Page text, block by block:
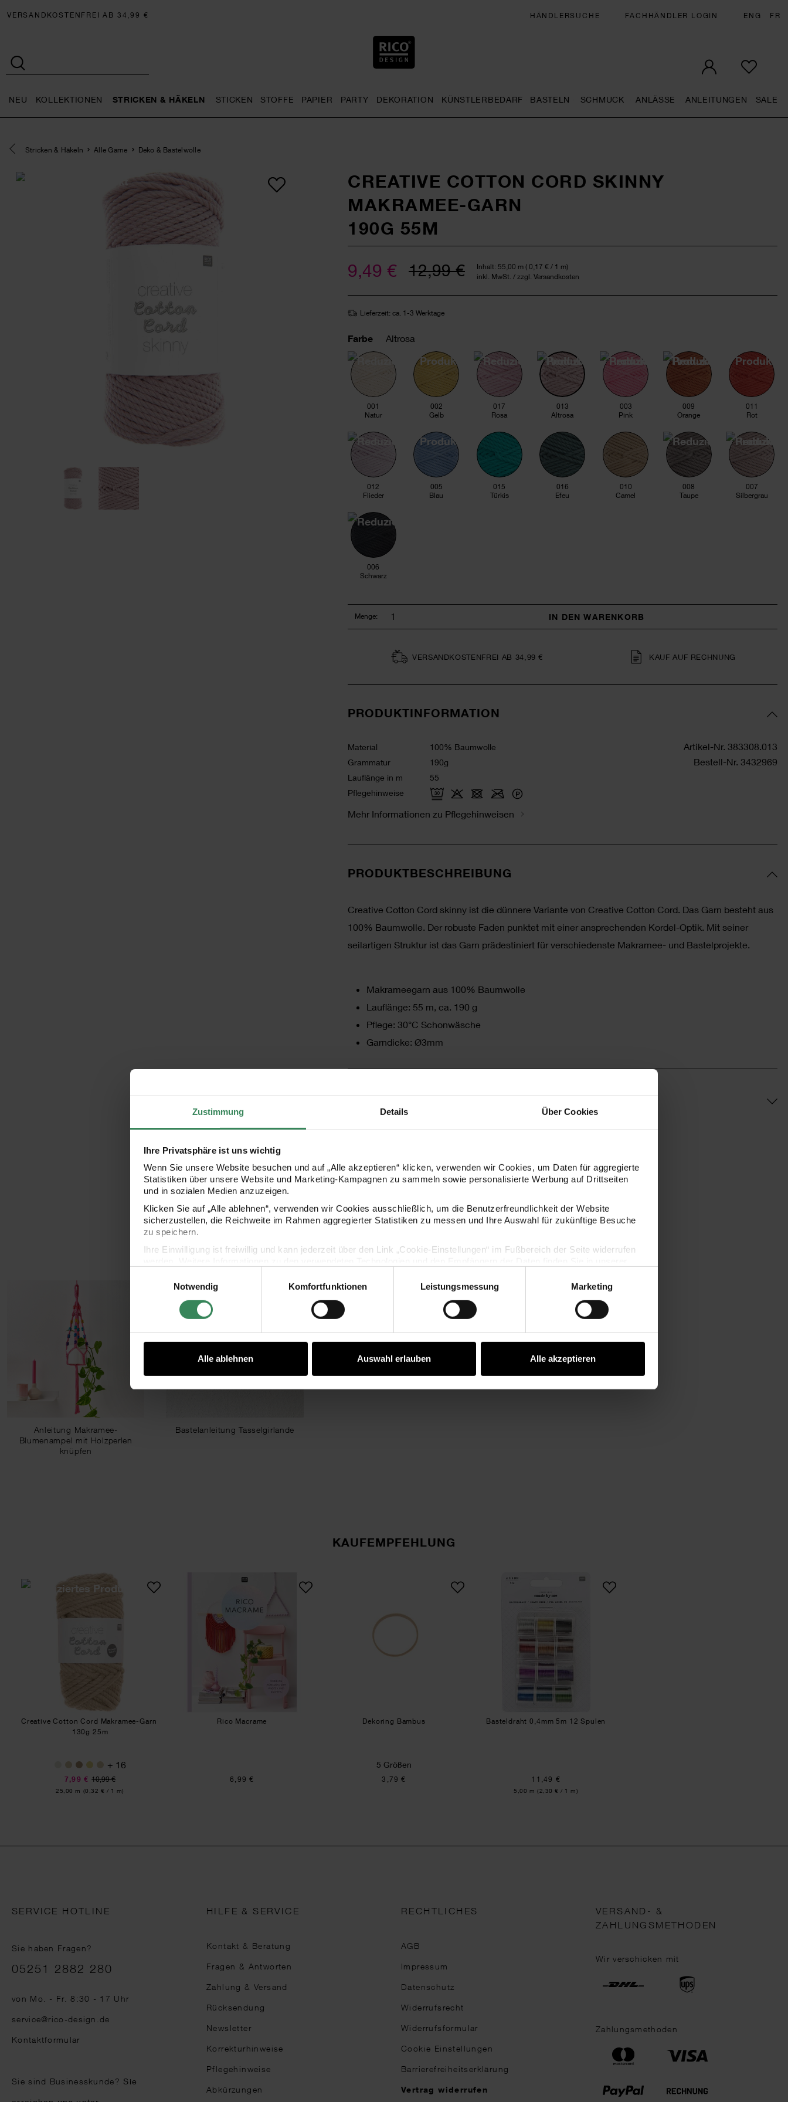
Zustimmung Details Über Cookies
Ihre Privatsphäre ist uns wichtig
Wenn Sie unsere Website besuchen und auf „Alle akzeptieren“ klicken, verwenden wir Cookies, um Daten für aggregierte
Statistiken über unsere Website und Marketing-Kampagnen zu sammeln sowie personalisierte Werbung auf Drittseiten
und in sozialen Medien anzuzeigen.
Klicken Sie auf „Alle ablehnen“, verwenden wir Cookies ausschließlich, um die Benutzerfreundlichkeit der Website
sicherzustellen, die Reichweite im Rahmen aggregierter Statistiken zu messen und Ihre Auswahl für zukünftige Besuche
zu speichern.
Ihre Einwilligung ist freiwillig und kann jederzeit über den Link „Cookie-Einstellungen“ im Fußbereich der Seite widerrufen
Impressum
Datenschutz Vertrag widerrufen
Notwendig
Komfortfunktionen Leistungsmessung Marketing
Alle ablehnen Auswahl erlauben Alle akzeptieren
VERSANDKOSTENFREI AB 34,99 € HÄNDLERSUCHE FACHHÄNDLER LOGIN ENG FR
NEU KOLLEKTIONEN STRICKEN & HÄKELN STICKEN STOFFE PAPIER PARTY DEKORATION KÜNSTLERBEDARF BASTELN SCHMUCK ANLÄSSE ANLEITUNGEN SALE
Eine Kategorie zurück navigieren
Stricken & Häkeln Alle Garne Deko & Bastelwolle
CREATIVE COTTON CORD SKINNY
MAKRAMEE-GARN
190G 55M
9,49 € 12,99 € Inhalt: 55,00 m ( 0,17 € / 1 m)
inkl. MwSt. / zzgl. Versandkosten
Lieferzeit: ca. 1-3 Werktage
Farbe Altrosa
001
Natur
002
Gelb
017
Rosa
013
Altrosa
003
Pink
009
Orange
011
Rot
012
Flieder
005
Blau
015
Türkis
016
Efeu
010
Camel
008
Taupe
007
Silbergrau
006
Schwarz
Menge: IN DEN WARENKORB
VERSAND­KOSTEN­FREI AB 34,99 € KAUF AUF RECHNUNG
PRODUKTINFORMATION
Material
100% Baumwolle
Grammatur
190g
Lauflänge in m
55
Pflegehinweise
Mehr Informationen zu Pflegehinweisen
Artikel-Nr. 383308.013
Bestell-Nr. 3432969
PRODUKTBESCHREIBUNG
Creative Cotton Cord skinny ist die dünnere Variante von Creative Cotton Cord. Das Garn besteht aus
100% Baumwolle. Der robuste Faden punktet mit einer ansprechenden Kordel-Optik. Mit seiner
seilartigen Struktur ist das Garn prädestiniert für verschiedenste Makramee- und Bastelprojekte.
Makrameegarn aus 100% Baumwolle
Lauflänge: 55 m, ca. 190 g
Pflege: 30°C Schonwäsche
Garndicke: Ø3mm
HERSTELLER
KOSTENLOSE ANLEITUNGEN
Anleitung Makramee-
Blumenampel mit Holzperlen
knüpfen
Bastelanleitung Tasselgirlande
KAUFEMPFEHLUNG
Creative Cotton Cord Makramee-Garn
Creative Cotton Cord Makramee-Garn
130g 25m
+ 16
7,99 € 10,99 €
Inhalt:
25,00 m (0,32 € / 1 m)
Rico Macrame
Rico Macrame
6,99 €
Dekoring Bambus
5 Größen
3,79 €
Basteldraht 0,4mm 5m 12 Spulen
Basteldraht 0,4mm 5m 12 Spulen
11,49 €
Inhalt:
5,00 m (2,30 € / 1 m)
SERVICE HOTLINE
Sie haben Fragen?
Telefonnummer
05251 2882 280
von Mo. - Fr. 8:30 - 17 Uhr
service@rico-design.de
Kontaktformular
Sie sind Businesskunde?Sie
HILFE & SERVICE
Kontakt & Beratung
Fragen & Antworten
Zahlung & Versand
Rücksendung
Newsletter
Korrekturhinweise
Pflegehinweise
Abkürzungen
RECHTLICHES
AGB
Impressum
Datenschutz
Widerrufsrecht
Widerrufsformular
Cookie Einstellungen
Barrierefreiheitserklärung
Vertrag widerrufen
VERSAND- &
ZAHLUNGSMETHODEN
Wir verschicken mit
Zahlungsmethoden